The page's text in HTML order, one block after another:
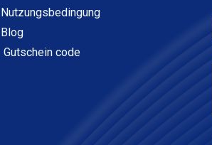
Nutzungsbedingung
Blog
Gutschein code